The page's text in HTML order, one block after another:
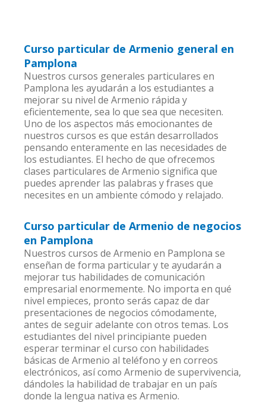
Curso particular de Armenio general en
Pamplona
Nuestros cursos generales particulares en
Pamplona les ayudarán a los estudiantes a
mejorar su nivel de Armenio rápida y
eficientemente, sea lo que sea que necesiten.
Uno de los aspectos más emocionantes de
nuestros cursos es que están desarrollados
pensando enteramente en las necesidades de
los estudiantes. El hecho de que ofrecemos
clases particulares de Armenio significa que
puedes aprender las palabras y frases que
necesites en un ambiente cómodo y relajado.
Curso particular de Armenio de negocios
en Pamplona
Nuestros cursos de Armenio en Pamplona se
enseñan de forma particular y te ayudarán a
mejorar tus habilidades de comunicación
empresarial enormemente. No importa en qué
nivel empieces, pronto serás capaz de dar
presentaciones de negocios cómodamente,
antes de seguir adelante con otros temas. Los
estudiantes del nivel principiante pueden
esperar terminar el curso con habilidades
básicas de Armenio al teléfono y en correos
electrónicos, así como Armenio de supervivencia,
dándoles la habilidad de trabajar en un país
donde la lengua nativa es Armenio.